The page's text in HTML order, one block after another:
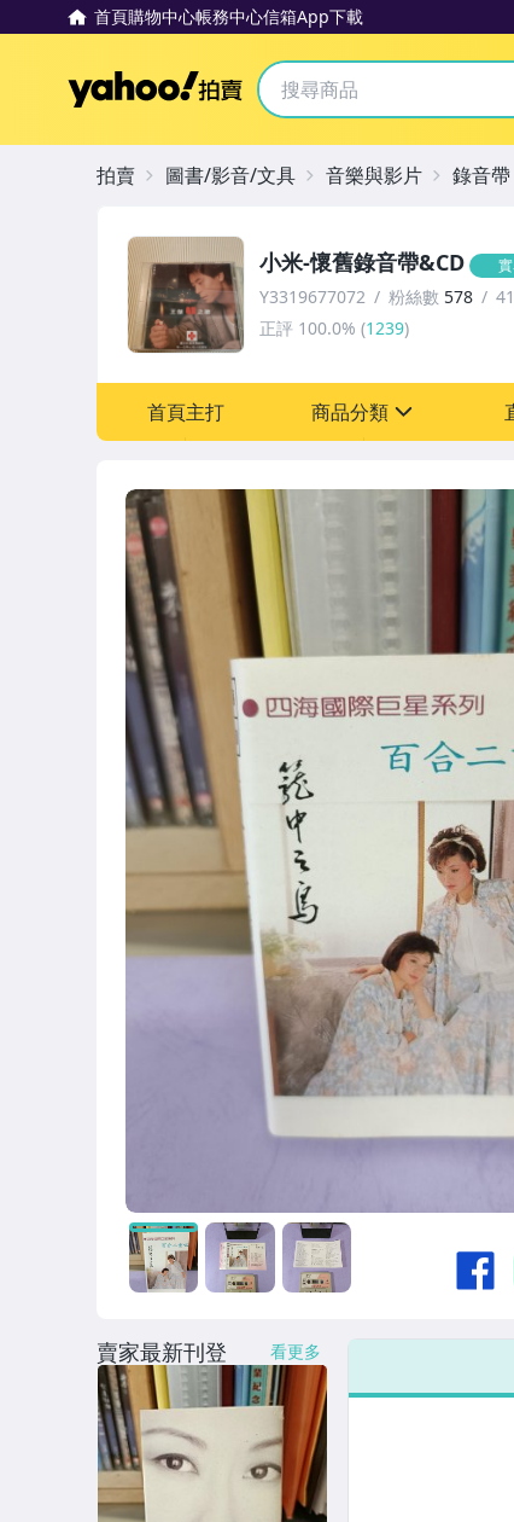
首頁購物中心帳務中心信箱App下載
Yahoo拍賣
小米-懷舊錄音帶&CD
Y3319677072 粉絲數 578
正評 100.0% (1239)
首頁主打 商品分類
拍賣 圖書/影音/文具 音樂與影片 錄音帶
賣家最新刊登 看更多